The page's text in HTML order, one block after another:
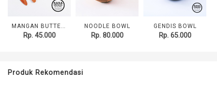
MANGAN BUTTER KNIFE (5 pc)
Rp. 45.000
NOODLE BOWL
Rp. 80.000
GENDIS BOWL
Rp. 65.000
Produk Rekomendasi